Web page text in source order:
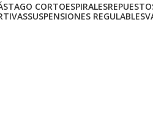
CORTOESPIRALES
SUSPENSIONES REGULABLES